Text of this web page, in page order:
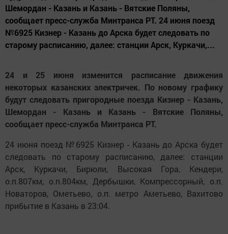
Шемордан - Казань и Казань - Вятские Поляны,
сообщает пресс-служба Минтранса РТ. 24 июня поезд
№6925 Кизнер - Казань до Арска будет следовать по
старому расписанию, далее: станции Арск, Куркачи,...
24 и 25 июня изменится расписание движения
некоторых казанских электричек. По новому графику
будут следовать пригородные поезда Кизнер - Казань,
Шемордан - Казань и Казань - Вятские Поляны,
сообщает пресс-служба Минтранса РТ.
24 июня поезд №6925 Кизнер - Казань до Арска будет
следовать по старому расписанию, далее: станции
Арск, Куркачи, Бирюли, Высокая Гора, Кендери,
о.п.807км, о.п.804км, Дербышки, Компрессорный, о.п.
Новаторов, Ометьево, о.п. метро Аметьево, Вахитово
прибытие в Казань в 23:04.